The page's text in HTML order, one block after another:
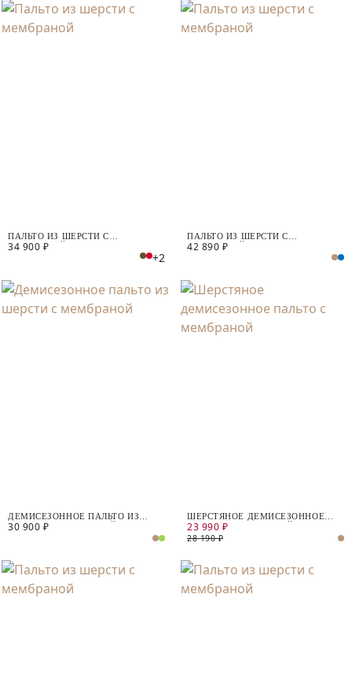
ПАЛЬТО ИЗ ШЕРСТИ С
МЕМБРАНОЙ
34 900 ₽
+2
ПАЛЬТО ИЗ ШЕРСТИ С
МЕМБРАНОЙ
42 890 ₽
ДЕМИСЕЗОННОЕ ПАЛЬТО ИЗ
ШЕРСТИ С МЕМБРАНОЙ
30 900 ₽
ШЕРСТЯНОЕ ДЕМИСЕЗОННОЕ
ПАЛЬТО С МЕМБРАНОЙ
23 990 ₽
28 190 ₽